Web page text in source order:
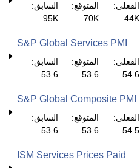
الفعلي:
44K
المتوقع:
70K
السابق:
95K
S&P Global Services PMI
الفعلي:
54.6
المتوقع:
53.6
السابق:
53.6
S&P Global Composite PMI
الفعلي:
54.5
المتوقع:
53.6
السابق:
53.6
ISM Services Prices Paid